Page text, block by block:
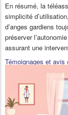
En résumé, la
simplicité
d’anges gardiens
préserver
assurant une
Témoignages et